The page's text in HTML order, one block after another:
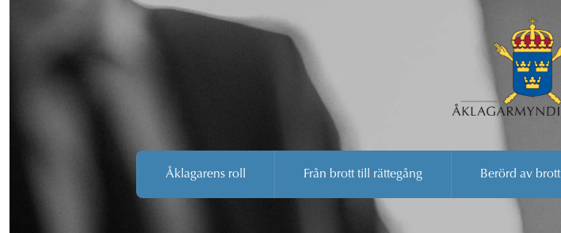
Åklagarens roll Från brott till rättegång Berörd av brott